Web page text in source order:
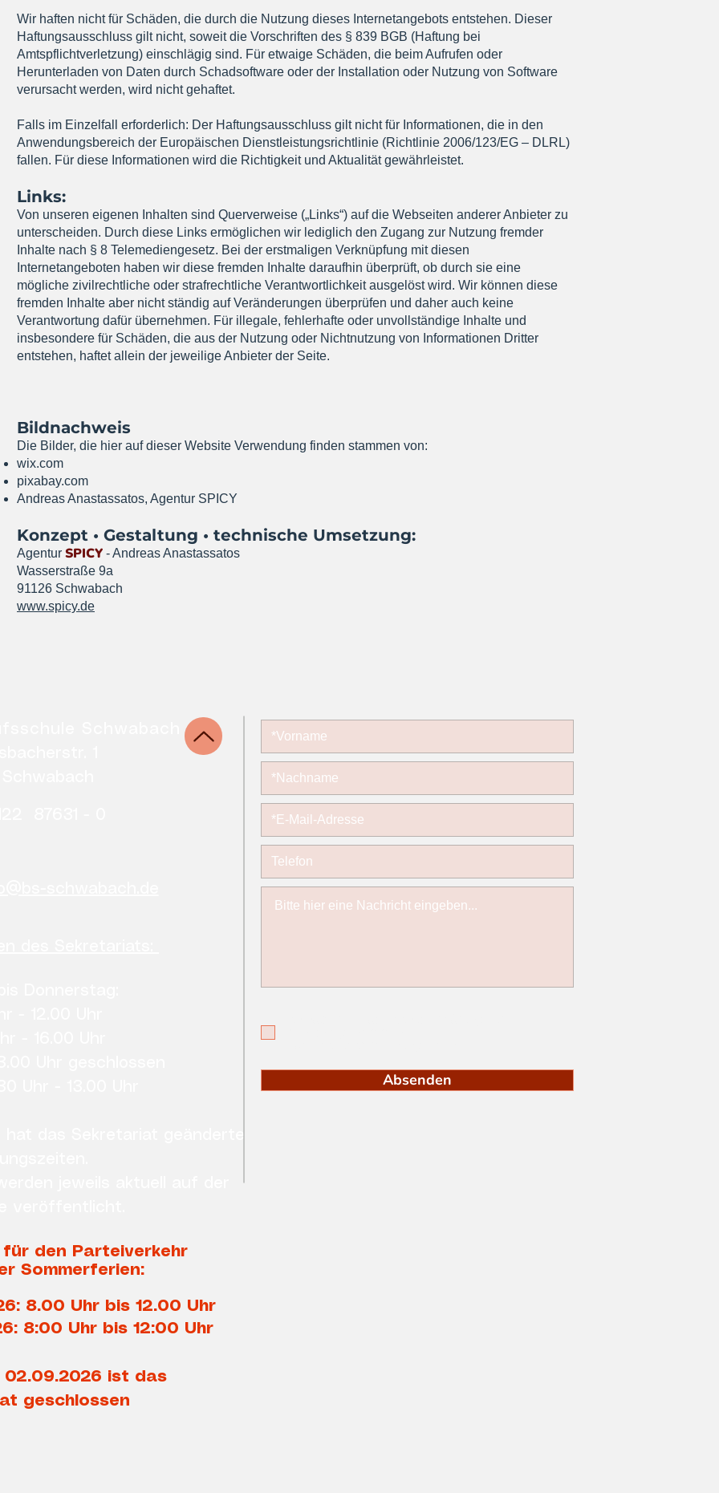
Wir haften nicht für Schäden, die durch die Nutzung dieses Internetangebots entstehen. Dieser
Haftungsausschluss gilt nicht, soweit die Vorschriften des § 839 BGB (Haftung bei
Amtspflichtverletzung) einschlägig sind. Für etwaige Schäden, die beim Aufrufen oder
Herunterladen von Daten durch Schadsoftware oder der Installation oder Nutzung von Software
verursacht werden, wird nicht gehaftet.
Falls im Einzelfall erforderlich: Der Haftungsausschluss gilt nicht für Informationen, die in den
Anwendungsbereich der Europäischen Dienstleistungsrichtlinie (Richtlinie 2006/123/EG – DLRL)
fallen. Für diese Informationen wird die Richtigkeit und Aktualität gewährleistet.
Links:
Von unseren eigenen Inhalten sind Querverweise („Links“) auf die Webseiten anderer Anbieter zu
unterscheiden. Durch diese Links ermöglichen wir lediglich den Zugang zur Nutzung fremder
Inhalte nach § 8 Telemediengesetz. Bei der erstmaligen Verknüpfung mit diesen
Internetangeboten haben wir diese fremden Inhalte daraufhin überprüft, ob durch sie eine
mögliche zivilrechtliche oder strafrechtliche Verantwortlichkeit ausgelöst wird. Wir können diese
fremden Inhalte aber nicht ständig auf Veränderungen überprüfen und daher auch keine
Verantwortung dafür übernehmen. Für illegale, fehlerhafte oder unvollständige Inhalte und
insbesondere für Schäden, die aus der Nutzung oder Nichtnutzung von Informationen Dritter
entstehen, haftet allein der jeweilige Anbieter der Seite.
Bildnachweis
Die Bilder, die hier auf dieser Website Verwendung finden stammen von:
wix.com
pixabay.com
Andreas Anastassatos, Agentur SPICY
Konzept • Gestaltung • technische Umsetzung:
Agentur SPICY - Andreas Anastassatos
Wasserstraße 9a
91126 Schwabach
www.spicy.de
den Parteiverkehr
Sommerferien:
8.00 Uhr bis 12.00 Uhr
8:00 Uhr bis 12:00 Uhr
02.09.2026 ist das
geschlossen
Absenden